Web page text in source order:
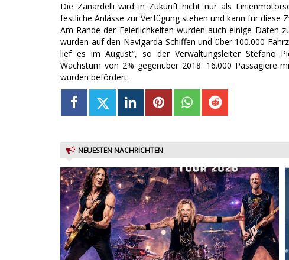
Die Zanardelli wird in Zukunft nicht nur als
festliche Anlässe zur Verfügung stehen und kann für diese
Am Rande der Feierlichkeiten wurden auch einige Daten
wurden auf den Navigarda-Schiffen und über 100.000
lief es im August“, so der Verwaltungsleiter Stefano
Wachstum von 2% gegenüber 2018. 16.000 Passagiere
wurden befördert.
NEUESTEN NACHRICHTEN